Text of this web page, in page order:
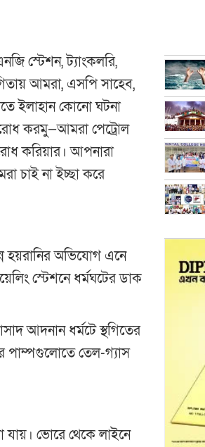
স্টেশন, ট্যাংকলরি,
আমরা, এসপি সাহেব,
ইলাহান কোনো ঘটনা
করমু—আমরা পেট্রোল
করিয়ার। আপনারা
চাই না ইচ্ছা করে
হয়রানির অভিযোগ এনে
স্টেশনে ধর্মঘটের ডাক
আদনান ধর্মটে স্থগিতের
পাম্পগুলোতে তেল-গ্যাস
যায়। ভোরে থেকে লাইনে